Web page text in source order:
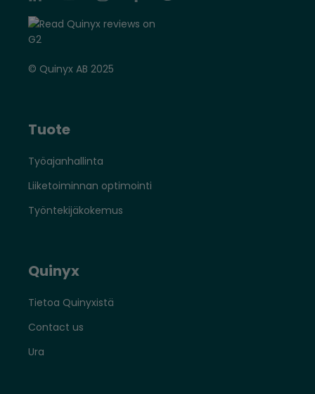
© Quinyx AB 2025
Tuote
Työajanhallinta
Liiketoiminnan optimointi
Työntekijäkokemus
Quinyx
Tietoa Quinyxistä
Contact us
Ura